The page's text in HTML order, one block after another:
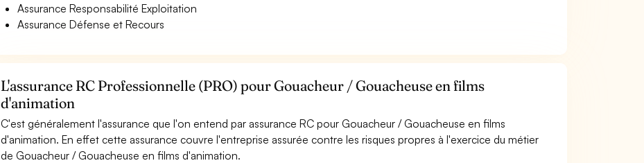
Assurance Responsabilité Exploitation
Assurance Défense et Recours
L'assurance RC Professionnelle (PRO) pour Gouacheur / Gouacheuse en films
d'animation
C'est généralement l'assurance que l'on entend par assurance RC pour Gouacheur / Gouacheuse en films
d'animation. En effet cette assurance couvre l'entreprise assurée contre les risques propres à l'exercice du métier
de Gouacheur / Gouacheuse en films d'animation.